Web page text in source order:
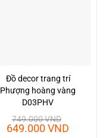
được
chọn
trên
trang
Đồ decor trang trí
Phượng hoàng vàng
D03PHV
749.000VND
Giá
649.000VND